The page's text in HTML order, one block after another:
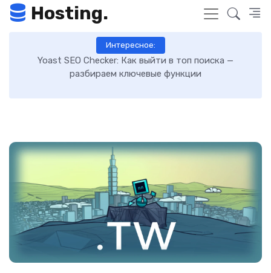
Hosting.
Интересное:
Как включить GZIP-сжатие в WordPress и ускорить
загрузку сайта: пошаговая инструкция